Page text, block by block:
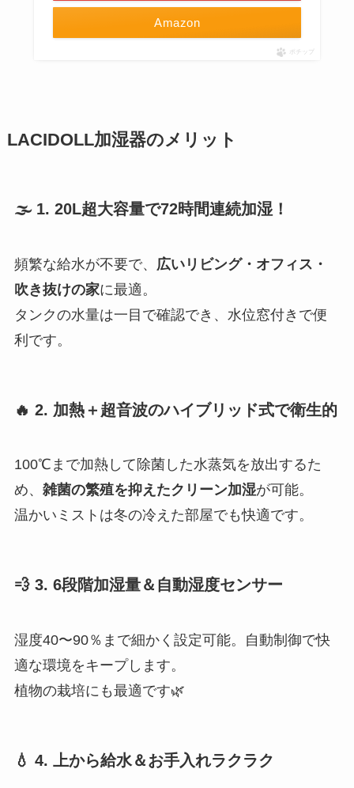
Amazon
ポチップ
LACIDOLL加湿器のメリット
🌫️ 1. 20L超大容量で72時間連続加湿！
頻繁な給水が不要で、
広いリビング・オフィス・
吹き抜けの家に最適。
タンクの水量は一目で確認でき、水位窓付きで便
利です。
🔥 2. 加熱＋超音波のハイブリッド式で衛生的
100℃まで加熱して除菌した水蒸気を放出するた
め、 雑菌の繁殖を抑えたクリーン加湿が可能。
温かいミストは冬の冷えた部屋でも快適です。
💨 3. 6段階加湿量＆自動湿度センサー
湿度40〜90％まで細かく設定可能。自動制御で快
適な環境をキープします。
植物の栽培にも最適です🌿
💧 4. 上から給水＆お手入れラクラク